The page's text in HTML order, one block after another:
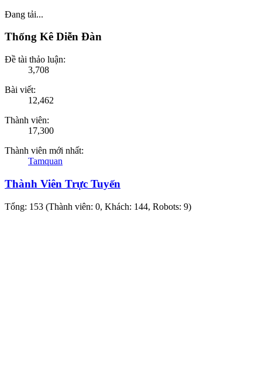
Đang tải...
Thống Kê Diễn Đàn
Đề tài thảo luận:
3,708
Bài viết:
12,462
Thành viên:
17,300
Thành viên mới nhất:
Tamquan
Thành Viên Trực Tuyến
Tổng: 153 (Thành viên: 0, Khách: 144, Robots: 9)